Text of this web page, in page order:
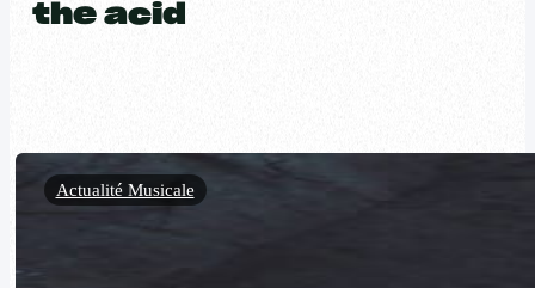
the acid
Actualité Musicale